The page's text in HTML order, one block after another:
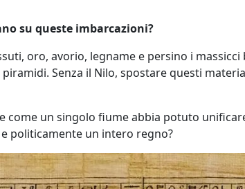
su queste imbarcazioni?
oro, avorio, legname e persino i
Senza il Nilo, spostare questi
come un singolo fiume abbia potuto
politicamente un intero regno?